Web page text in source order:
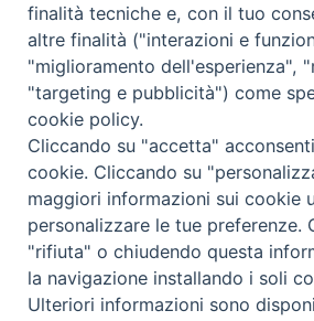
Orari Curia
Mar. / Mer. / Giov. ore 9 - 13
nei mesi estivi solo Martedì ore 9 -
Copyright ©
finalità tecniche e, con il tuo
altre finalità ("interazioni e
"miglioramento dell'esperienza",
"targeting e pubblicità") come
cookie policy.
Cliccando su "accetta"
cookie. Cliccando su
maggiori informazioni sui cookie
personalizzare le tue preferenze.
"rifiuta" o chiudendo questa
la navigazione installando i soli
Ulteriori informazioni sono